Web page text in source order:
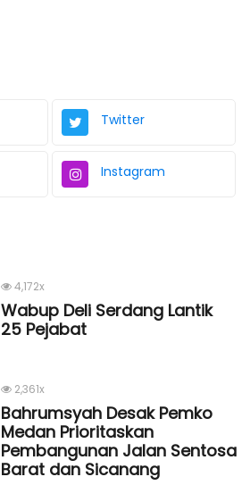
Twitter
Instagram
4,172x
Wabup Deli Serdang Lantik
25 Pejabat
2,361x
Bahrumsyah Desak Pemko
Medan Prioritaskan
Pembangunan Jalan Sentosa
Barat dan Sicanang